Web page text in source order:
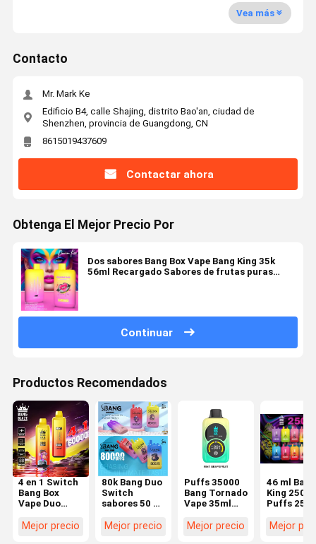
Vea más
Contacto
Mr. Mark Ke
Edificio B4, calle Shajing, distrito Bao'an, ciudad de
Shenzhen, provincia de Guangdong, CN
8615019437609
Contactar ahora
Obtenga El Mejor Precio Por
Dos sabores Bang Box Vape Bang King 35k
56ml Recargado Sabores de frutas puras
Continuar
Productos Recomendados
4 en 1 Switch
Bang Box
Vape Duo
líquido Bang
Mejor precio
80k Bang Duo
Switch
sabores 50 ml
rellenado 5%
Mejor precio
Puffs 35000
Bang Tornado
Vape 35ml
Liquido Bang
Mejor precio
46 ml Bang
King 25000
Puffs 25k
Tipo C
Mejor